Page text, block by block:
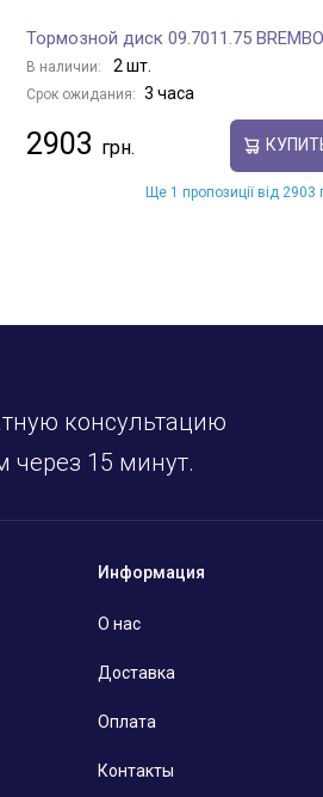
Тормозной диск 09.7011.75 BREMBO
В наличии: 2 шт.
Срок ожидания: 3 часа
2903
Ще 1 пропозиції від 2903
консультацию
через 15 минут.
Информация
О нас
Доставка
Оплата
Контакты